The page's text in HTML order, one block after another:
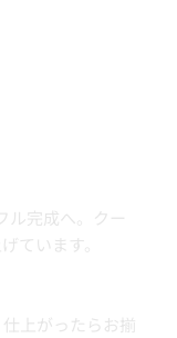
ル完成へ。クー
ています。
上がったらお揃